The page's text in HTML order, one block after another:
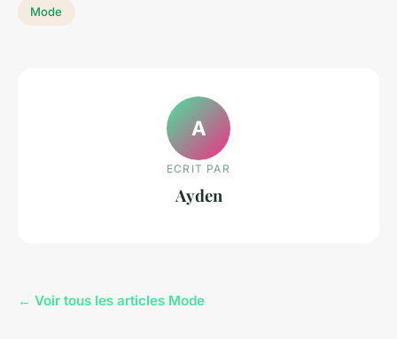
Mode
A
ECRIT PAR
Ayden
← Voir tous les articles Mode